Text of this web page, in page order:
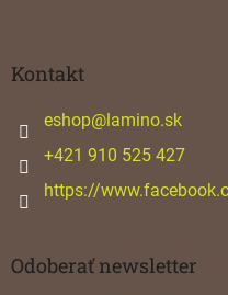
Kontakt
eshop@lamino.sk
+421 910 525 427
https://
Odoberať newsletter